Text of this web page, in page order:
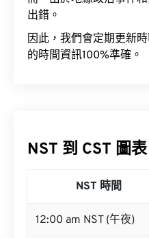
出錯。
因此，我們會定期更新
的時間資訊100%準確。
NST 到 CST 圖表
NST 時間
12:00 am NST (午夜)